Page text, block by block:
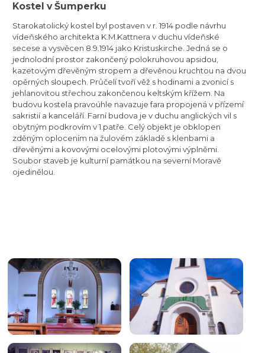
Kostel v Šumperku
Starokatolický kostel byl postaven v r. 1914 podle návrhu
vídeňského architekta K.M.Kattnera v duchu vídeňské
secese a vysvěcen 8.9.1914 jako Kristuskirche. Jedná se o
jednolodní prostor zakončený polokruhovou apsidou,
kazetovým dřevěným stropem a dřevěnou kruchtou na dvou
opěrných sloupech. Průčelí tvoří věž s hodinami a zvonicí s
jehlanovitou střechou zakončenou keltským křížem. Na
budovu kostela pravoúhle navazuje fara propojená v přízemí
sakristií a kanceláří. Farní budova je v duchu anglických vil s
obytným podkrovím v 1.patře. Celý objekt je obklopen
zděným oplocením na žulovém základě s klenbami a
dřevěnými a kovovými ocelovými plotovými výplněmi.
Soubor staveb je kulturní památkou na severní Moravě
ojedinělou.